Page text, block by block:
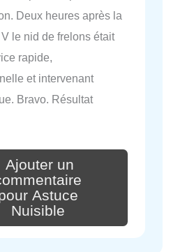
Deux heures après la
le nid de frelons était
rapide,
et intervenant
Bravo. Résultat
Ajouter un
Astuce
Nuisible